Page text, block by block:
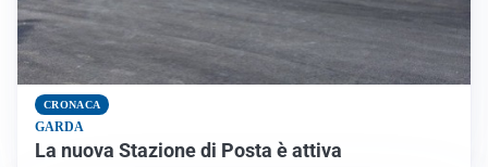
CRONACA
GARDA
La nuova Stazione di Posta è attiva